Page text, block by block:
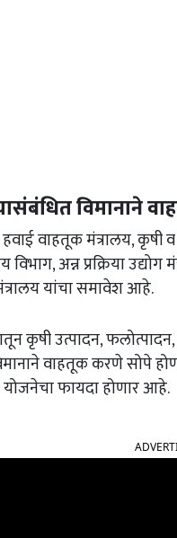
विमानाने
हवाई वाहतूक मंत्रालय,
अन्न प्रक्रिया
यांचा समावेश आहे.
कृषी उत्पादन,
वाहतूक करणे सोपे
फायदा होणार आहे.